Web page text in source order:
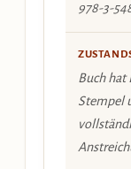
978-3-
Buch hat
Stempel